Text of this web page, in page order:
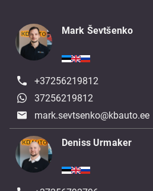
Mark Ševtšenko
+37256219812
37256219812
mark.sevtsenko@kbauto.ee
Deniss Urmaker